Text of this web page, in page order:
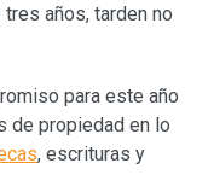
años, tarden no
para este año
de propiedad en lo
, escrituras y